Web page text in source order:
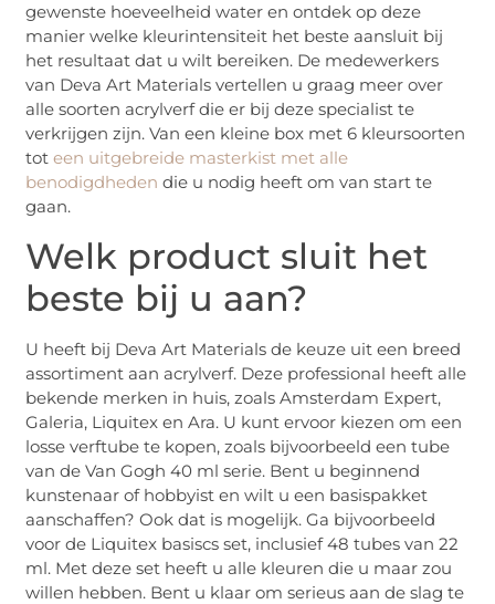
gewenste hoeveelheid water en ontdek op deze
manier welke kleurintensiteit het beste aansluit bij
het resultaat dat u wilt bereiken. De medewerkers
van Deva Art Materials vertellen u graag meer over
alle soorten acrylverf die er bij deze specialist te
verkrijgen zijn. Van een kleine box met 6 kleursoorten
toteen uitgebreide masterkist met alle
benodigdheden die u nodig heeft om van start te
gaan.
Welk product sluit het
beste bij u aan?
U heeft bij Deva Art Materials de keuze uit een breed
assortiment aan acrylverf. Deze professional heeft alle
bekende merken in huis, zoals Amsterdam Expert,
Galeria, Liquitex en Ara. U kunt ervoor kiezen om een
losse verftube te kopen, zoals bijvoorbeeld een tube
van de Van Gogh 40 ml serie. Bent u beginnend
kunstenaar of hobbyist en wilt u een basispakket
aanschaffen? Ook dat is mogelijk. Ga bijvoorbeeld
voor de Liquitex basiscs set, inclusief 48 tubes van 22
ml. Met deze set heeft u alle kleuren die u maar zou
willen hebben. Bent u klaar om serieus aan de slag te